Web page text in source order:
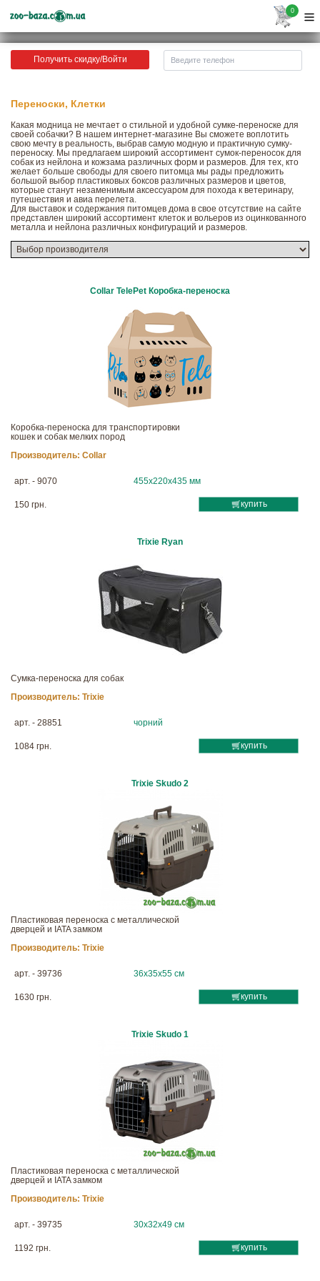
0
Получить скидку/Войти
Переноски, Клетки
Какая модница не мечтает о стильной и удобной сумке-переноске для
своей собачки? В нашем интернет-магазине Вы сможете воплотить
свою мечту в реальность, выбрав самую модную и практичную сумку-
переноску. Мы предлагаем широкий ассортимент сумок-переносок для
собак из нейлона и кожзама различных форм и размеров. Для тех, кто
желает больше свободы для своего питомца мы рады предложить
большой выбор пластиковых боксов различных размеров и цветов,
которые станут незаменимым аксессуаром для похода к ветеринару,
путешествия и авиа перелета.
Для выставок и содержания питомцев дома в свое отсутствие на сайте
представлен широкий ассортимент клеток и вольеров из оцинкованного
металла и нейлона различных конфигураций и размеров.
Collar TelePet Коробка-переноска
Коробка-переноска для транспортировки
кошек и собак мелких пород
Производитель: Collar
арт. - 9070 455x220x435 мм
150 грн. купить
Trixie Ryan
Сумка-переноска для собак
Производитель: Trixie
арт. - 28851 чорний
1084 грн. купить
Trixie Skudo 2
Пластиковая переноска с металлической
дверцей и IATA замком
Производитель: Trixie
арт. - 39736 36х35х55 см
1630 грн. купить
Trixie Skudo 1
Пластиковая переноска с металлической
дверцей и IATA замком
Производитель: Trixie
арт. - 39735 30х32х49 см
1192 грн. купить